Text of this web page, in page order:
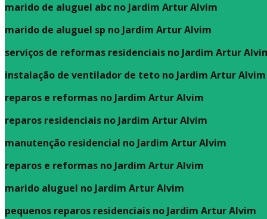
marido de aluguel abc no Jardim Artur Alvim
marido de aluguel sp no Jardim Artur Alvim
serviços de reformas residenciais no Jardim Artur
instalação de ventilador de teto no Jardim Artur Alvim
reparos e reformas no Jardim Artur Alvim
reparos residenciais no Jardim Artur Alvim
manutenção residencial no Jardim Artur Alvim
reparos e reformas no Jardim Artur Alvim
marido aluguel no Jardim Artur Alvim
pequenos reparos residenciais no Jardim Artur Alvim